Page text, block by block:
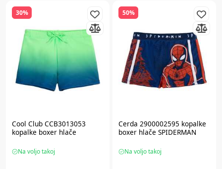
30%
Cool Club CCB3013053
kopalke boxer hlače
Na voljo takoj
50%
Cerda 2900002595 kopalke
boxer hlače SPIDERMAN
Na voljo takoj